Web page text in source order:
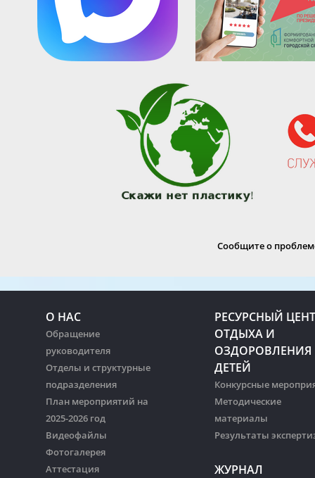
Сообщите о
О НАС
Обращение
руководителя
Отделы и структурные
подразделения
План мероприятий на
2025-2026 год
Видеофайлы
Фотогалерея
Аттестация
РЕСУРСНЫЙ
ОТДЫХА И
ОЗДОРОВЛЕНИЯ
ДЕТЕЙ
Конкурсные
Методические
материалы
Результаты
ЖУРНАЛ